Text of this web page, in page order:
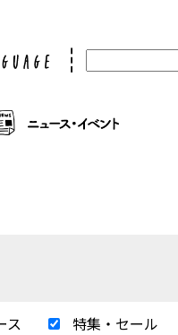
ス 特集・セール